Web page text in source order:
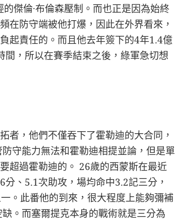
傑倫·布倫森壓制。而也正是因為始終
在防守端被他打爆，因此在外界看來，
起責任的。而且他去年簽下的4年1.4億
，所以在賽季結束之後，綠軍急切想
者，他們不僅吞下了霍勒迪的大合同，
守能力無法和霍勒迪相提並論，但是單
超過霍勒迪的。 26歲的西蒙斯在最近
、5.1次助攻，場均命中3.2記三分，
。此番他的到來，很大程度上能夠彌補
。而塞爾提克本身的戰術就是三分為